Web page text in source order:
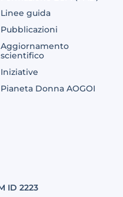
Linee guida
Pubblicazioni
Aggiornamento
scientifico
Iniziative
Pianeta Donna AOGOI
ID 2223